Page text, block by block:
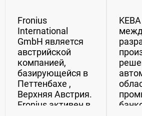
Fronius
International
GmbH является
австрийской
компанией,
базирующейся в
Петтенбахе ,
Верхняя Австрия.
Fronius активен в